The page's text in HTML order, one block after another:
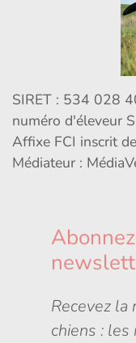
SIRET : 534 028
numéro d'éleveur
Affixe FCI inscrit
Médiateur :
Recevez
chiens : les